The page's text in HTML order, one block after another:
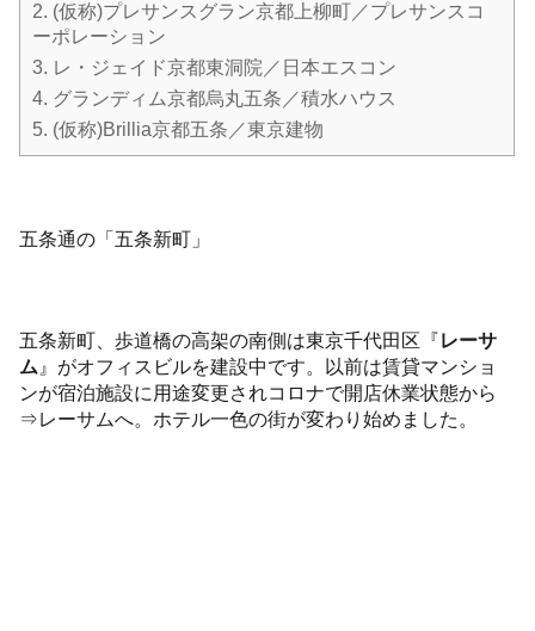
2. (仮称)プレサンスグラン京都上柳町／プレサンスコ
ーポレーション
3. レ・ジェイド京都東洞院／日本エスコン
4. グランディム京都烏丸五条／積水ハウス
5. (仮称)Brillia京都五条／東京建物
五条通の「五条新町」
五条新町、歩道橋の高架の南側は東京千代田区『レーサ
ム 』がオフィスビルを建設中です。以前は賃貸マンショ
ンが宿泊施設に用途変更されコロナで開店休業状態から
⇒レーサムへ。ホテル一色の街が変わり始めました。